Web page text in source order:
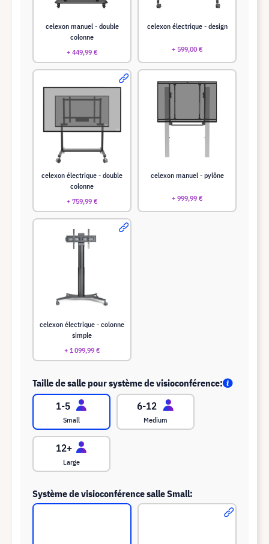
celexon manuel - double
colonne
+ 449,99 €
celexon électrique - design
+ 599,00 €
celexon électrique - double
colonne
+ 759,99 €
celexon manuel - pylône
+ 999,99 €
celexon électrique - colonne
simple
+ 1 099,99 €
Taille de salle pour système de visioconférence:
Small Medium
Large
Système de visioconférence salle Small: